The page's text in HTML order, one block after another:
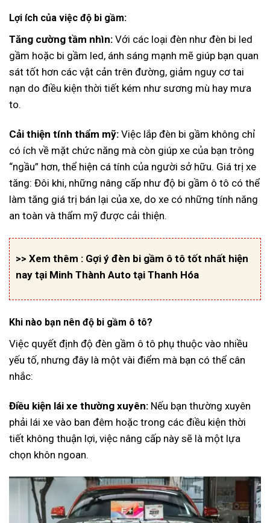
Lợi ích của việc độ bi gầm:
Tăng cường tầm nhìn: Với các loại đèn như đèn bi led
gầm hoặc bi gầm led, ánh sáng mạnh mẽ giúp bạn quan
sát tốt hơn các vật cản trên đường, giảm nguy cơ tai
nạn do điều kiện thời tiết kém như sương mù hay mưa
to.
Cải thiện tính thẩm mỹ: Việc lắp đèn bi gầm không chỉ
có ích về mặt chức năng mà còn giúp xe của bạn trông
“ngầu” hơn, thể hiện cá tính của người sở hữu. Giá trị xe
tăng: Đôi khi, những nâng cấp như độ bi gầm ô tô có thể
làm tăng giá trị bán lại của xe, do xe có những tính năng
an toàn và thẩm mỹ được cải thiện.
>> Xem thêm : Gợi ý đèn bi gầm ô tô tốt nhất hiện
nay tại Minh Thành Auto tại Thanh Hóa
Khi nào bạn nên độ bi gầm ô tô?
Việc quyết định độ đèn gầm ô tô phụ thuộc vào nhiều
yếu tố, nhưng đây là một vài điểm mà bạn có thể cân
nhắc:
Điều kiện lái xe thường xuyên: Nếu bạn thường xuyên
phải lái xe vào ban đêm hoặc trong các điều kiện thời
tiết không thuận lợi, việc nâng cấp này sẽ là một lựa
chọn khôn ngoan.